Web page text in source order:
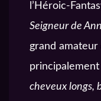
l’Héroic-
Seigneur de
grand
cheveux longs,